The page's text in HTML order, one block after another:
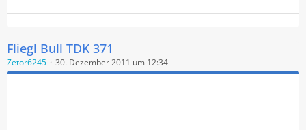
Fliegl Bull TDK 371
Zetor6245 30. Dezember 2011 um 12:34